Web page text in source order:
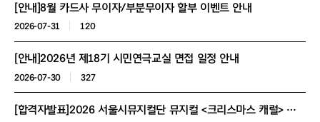
[안내]8월 카드사 무이자/부분무이자 할부 이벤트 안내
2026-07-31 120
[안내]2026년 제18기 시민연극교실 면접 일정 안내
2026-07-30 327
[합격자발표]2026 서울시뮤지컬단 뮤지컬 <크리스마스 캐럴> 아역 오디션 서류합격자 발표 및 오디션 진행 안내